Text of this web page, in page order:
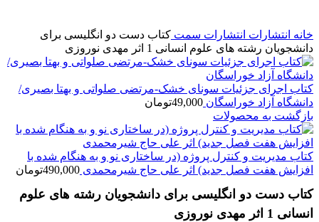
خانه انتشارات انتشارات سمت کتاب دست دو انگلیسی برای
دانشجویان رشته های علوم انسانی 1 اثر مهدی نوروزی
کتاب اجرای جزئیات سونای خشک-مرتضی صلواتی و بهتا بصیری/
دانشگاه آزاد خوراسگان 49,000تومان
بازگشت به محصولات
کتاب مدیریت و کنترل پروژه (در ساختاری نو و به هنگام شده با
افزایش هفت فصل جدید) اثر علی حاج شیرمحمدی 490,000تومان
کتاب دست دو انگلیسی برای دانشجویان رشته های علوم
انسانی 1 اثر مهدی نوروزی